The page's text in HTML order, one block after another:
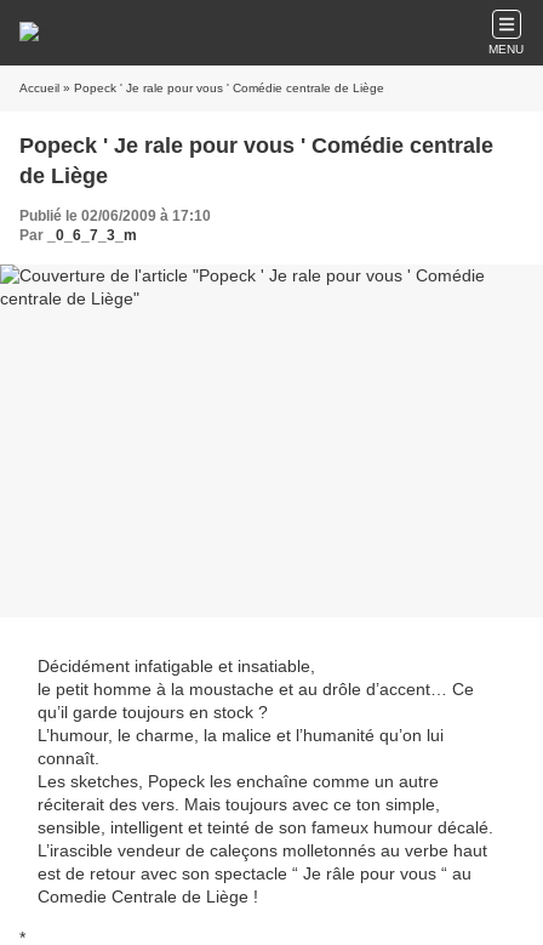
MENU
Accueil » Popeck ' Je rale pour vous ' Comédie centrale de Liège
Popeck ' Je rale pour vous ' Comédie centrale
de Liège
Publié le 02/06/2009 à 17:10
Par
_0_6_7_3_m
Décidément infatigable et insatiable,
le petit homme à la moustache et au drôle d’accent… Ce
qu’il garde toujours en stock ?
L’humour, le charme, la malice et l’humanité qu’on lui
connaît.
Les sketches, Popeck les enchaîne comme un autre
réciterait des vers. Mais toujours avec ce ton simple,
sensible, intelligent et teinté de son fameux humour décalé.
L’irascible vendeur de caleçons molletonnés au verbe haut
est de retour avec son spectacle “ Je râle pour vous “ au
Comedie Centrale de Liège !
*